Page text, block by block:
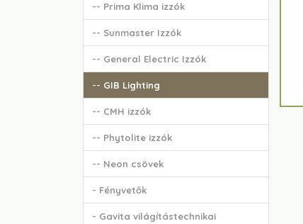
-- Prima Klima izzók
-- Sunmaster Izzók
-- General Electric Izzók
-- GIB Lighting
-- CMH izzók
-- Phytolite izzók
-- Neon csövek
- Fényvetők
- Gavita világítástechnikai